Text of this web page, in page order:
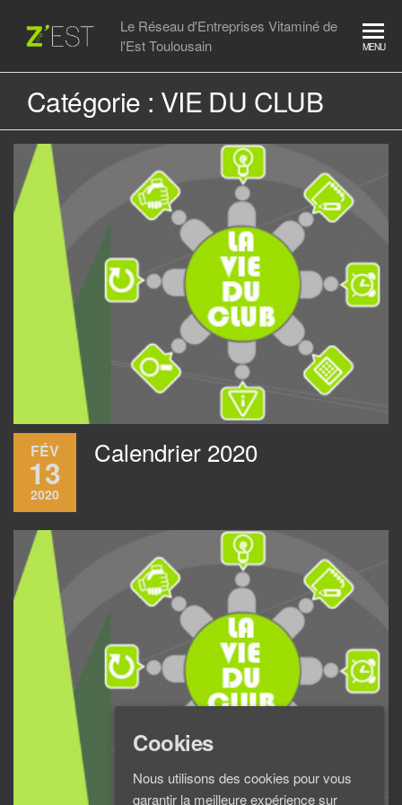
content
Le Réseau d'Entreprises Vitaminé de
l'Est Toulousain
MENU
Catégorie : VIE DU CLUB
FÉV
13
2020
Calendrier 2020
Cookies
Nous utilisons des cookies pour vous
garantir la meilleure expérience sur